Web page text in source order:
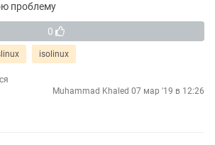
проблему
0
isolinux
Muhammad Khaled 07 мар '19 в 12:26